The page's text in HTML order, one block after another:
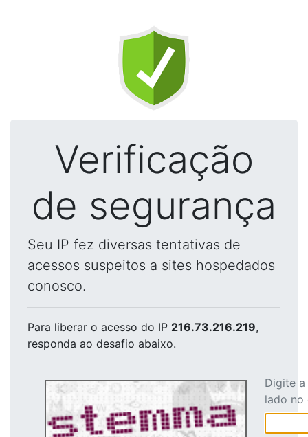
Verificação
de segurança
Seu IP fez diversas tentativas de
acessos suspeitos a sites hospedados
conosco.
Para liberar o acesso do IP 216.73.216.219,
responda ao desafio abaixo.
Digite
lado no